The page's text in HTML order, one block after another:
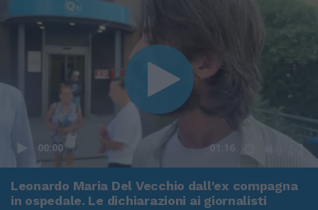
00:00 01:16
Leonardo Maria Del Vecchio dall'ex compagna
in ospedale. Le dichiarazioni ai giornalisti